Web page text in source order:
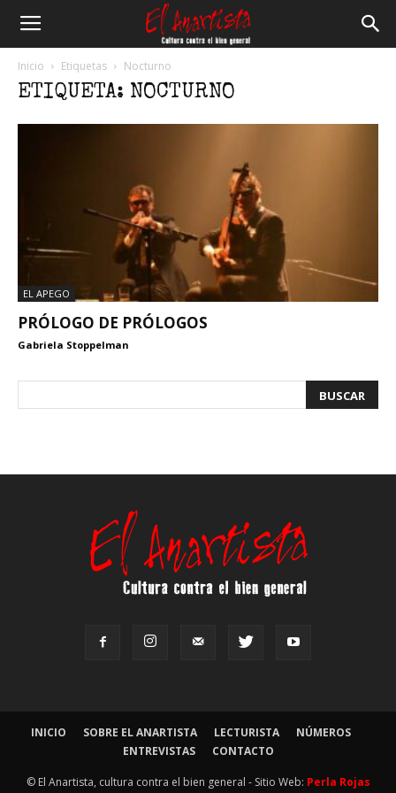
Inicio Etiquetas Nocturno
ETIQUETA: NOCTURNO
EL APEGO
PRÓLOGO DE PRÓLOGOS
Gabriela Stoppelman
INICIO SOBRE EL ANARTISTA LECTURISTA
NÚMEROS
ENTREVISTAS
CONTACTO
© El Anartista, cultura contra el bien general - Sitio Web: Perla Rojas